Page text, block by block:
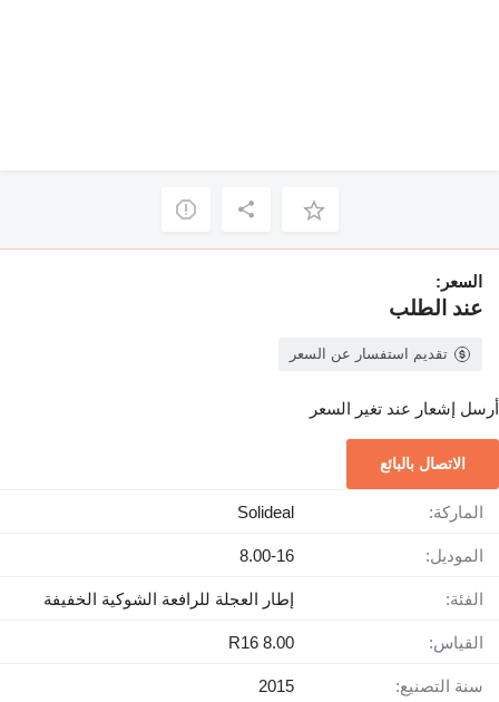
السعر:
عند الطلب
تقديم استفسار عن السعر
أرسل إشعار عند تغير السعر
الاتصال بالبائع
الماركة: Solideal
الموديل: 8.00-16
الفئة: إطار العجلة للرافعة الشوكية الخفيفة
القياس: 8.00 R16
سنة التصنيع: 2015